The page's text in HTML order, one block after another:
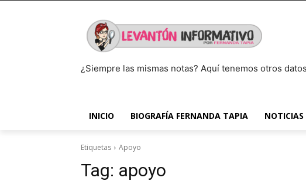
¿Siempre las mismas notas? Aquí tenemos otros datos
INICIO BIOGRAFÍA FERNANDA TAPIA NOTICIAS
Etiquetas Apoyo
Tag: apoyo